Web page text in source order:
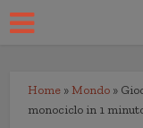
Home » Mondo »
monociclo in 1